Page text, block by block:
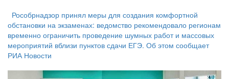
Рособрнадзор принял меры для создания комфортной
обстановки на экзаменах: ведомство рекомендовало регионам
временно ограничить проведение шумных работ и массовых
мероприятий вблизи пунктов сдачи ЕГЭ. Об этом сообщает
РИА Новости